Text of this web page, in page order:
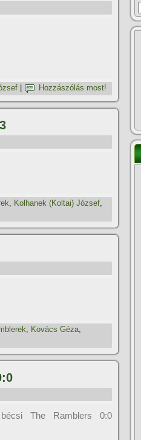
Hozzászólás most!
, Kolhanek (Koltai) József,
, Kovács Géza,
The Ramblers 0:0